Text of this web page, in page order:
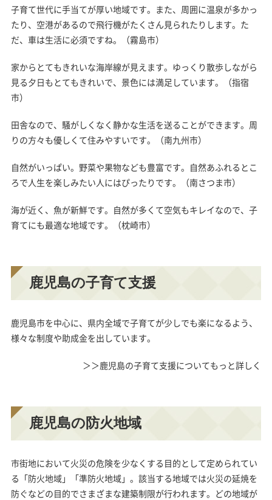
子育て世代に手当てが厚い地域です。また、周囲に温泉が多かっ
たり、空港があるので飛行機がたくさん見られたりします。た
だ、車は生活に必須ですね。（霧島市）
家からとてもきれいな海岸線が見えます。ゆっくり散歩しながら
見る夕日もとてもきれいで、景色には満足しています。（指宿
市）
田舎なので、騒がしくなく静かな生活を送ることができます。周
りの方々も優しくて住みやすいです。（南九州市）
自然がいっぱい。野菜や果物なども豊富です。自然あふれるとこ
ろで人生を楽しみたい人にはぴったりです。（南さつま市）
海が近く、魚が新鮮です。自然が多くて空気もキレイなので、子
育てにも最適な地域です。（枕崎市）
鹿児島の子育て支援
鹿児島市を中心に、県内全域で子育てが少しでも楽になるよう、
様々な制度や助成金を出しています。
＞＞鹿児島の子育て支援についてもっと詳しく
鹿児島の防火地域
市街地において火災の危険を少なくする目的として定められてい
る「防火地域」「準防火地域」。該当する地域では火災の延焼を
防ぐなどの目的でさまざまな建築制限が行われます。どの地域が